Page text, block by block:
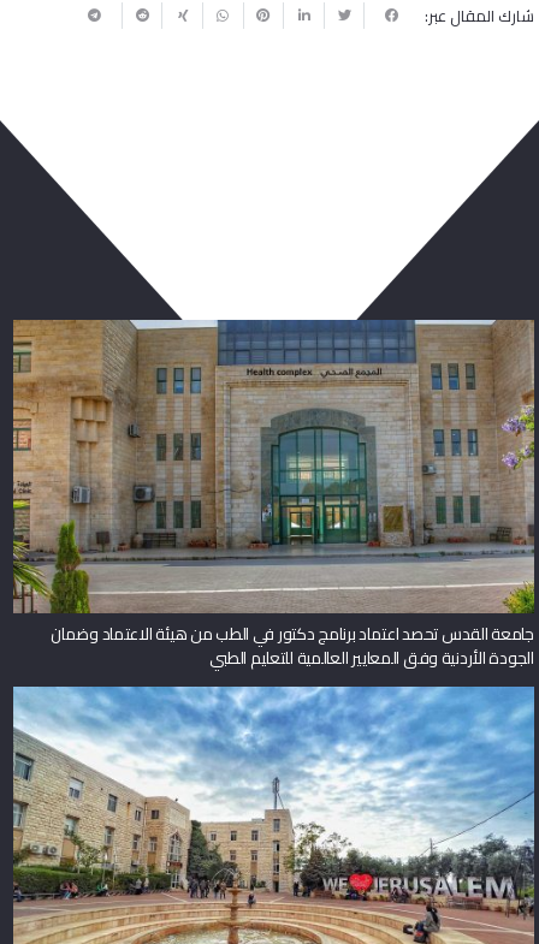
شارك المقال عبر:
جامعة القدس تحصد اعتماد برنامج دكتور في الطب من هيئة الاعتماد وضمان
الجودة الأردنية وفق المعايير العالمية للتعليم الطبي